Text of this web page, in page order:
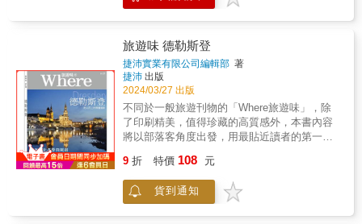
作者第一句「當我五十歲」不就是我將要面臨
的嗎？ 她之後說的這年紀要「盡可能的保持快
樂，一個人旅行能夠存下大量心情愉快的回
憶」更讓我心有戚戚。__ 小藍／48歲／金融業
& 無論是什麼年齡、性別、國籍，相信看完這
本書後，都能獲得獨自旅行的勇氣。__ Cathy
／26歲／公務員 & 出外旅行是家庭關係的調味
劑之一，也是重新認識自我的一種方式。 帶著
勇氣走出去看看世界的時候，整個人就都不一
樣了！__ 玟君／27歲／服務業 & 山脇璃珂細微
的描述如何準備一個人旅行，彷彿在閱讀的我
也一同參與了她的規劃。__ 風詠芸／33歲／科
技公司行政人員 & 作者的鼓勵讓我燃起了希
望，不能再受困自己的框架裡， 要大步的走出
去才能感受外面豐富的一切，提升自信心，一
事來告訴你世界大不同，將來出國才不會少見
多怪。 & 【Part 3】領隊人生，旅遊業的甘苦
整團不能入境？！行程結束後客人不見了？！
人人都羨慕旅行社領隊可可常常出國玩，殊不
知這行其實壓力山大，面對各種出奇不意的狀
況，應付客人千奇百怪的要求，他們得練就一
身隨機應變、八面玲瓏的本事。當然偶爾也有
出槌的時候，也難免感到厭世，但為了讓大家
留下美好回憶，仍舊絞盡腦汁使出渾身解數。
戚戚，一般旅客也能一窺領隊帶團的幕後花
絮。 & 【Part 4】緊急事件！代誌大條啦！ 什
麼！航空公司倒閉了？！什麼！整團護照被
偷？！什麼！客人被搶劫了？！帶團帶久了，
示了她的勇氣和行動力。這段旅程不僅僅是對
美麗風景的探索，更是對人生價值和社會責任
的追尋。她的旅行經歷讓我們看到，退休並不
是生命的終點，而是新生活的開始。 豐富的旅
行主題 本書分為五個主題：大洋洲初探險、東
南歐美麗邂逅、中東戰地歷險、亞洲懷舊之旅
和大愛無國界。每一個主題都充滿了不同的文
化背景和歷史故事，讓讀者隨著作者的腳步，
感受到世界各地的多樣性和美麗。 在夏威夷的
地文化，並分享了如何節省旅費的小技巧。她
在東南歐和中歐的旅行中，與當地人交流，探
索了斯洛維尼亞、克羅埃西亞、波士尼亞與赫
旅遊味 德勒斯登
捷沛實業有限公司編輯部 著
捷沛 出版
2024/03/27 出版
不同於一般旅遊刊物的「Where旅遊味」，除
了印刷精美，值得珍藏的高質感外，本書內容
將以部落客角度出發，用最貼近讀者的第一人
國內飯店最新資訊，讓讀者可以用優惠專案選
擇高質感品牌飯店入住，也成為國際品牌或星
級飯店首選刊物。 本書特色 1.部落客快樂雲、
9 折 特價 108 元
貨到通知